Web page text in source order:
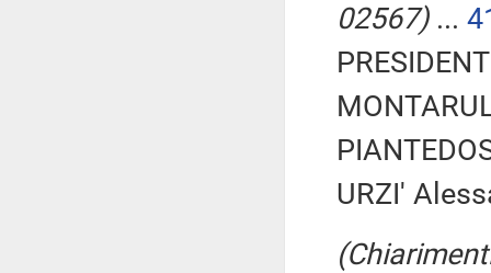
02567)...
URZI'